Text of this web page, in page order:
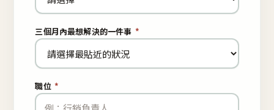
三個月內最想解決的一件事 *
職位 *